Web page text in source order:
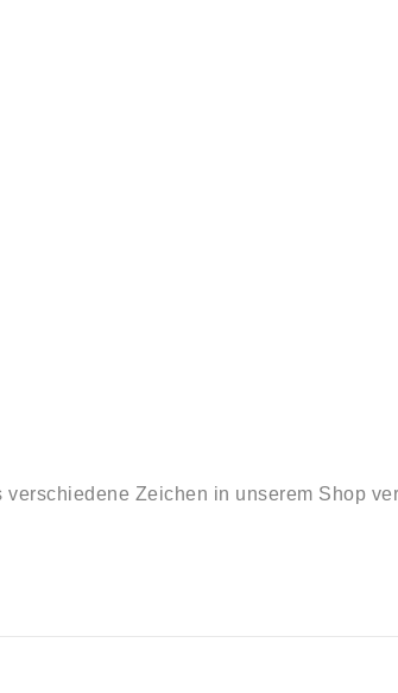
Zeichen in unserem Shop